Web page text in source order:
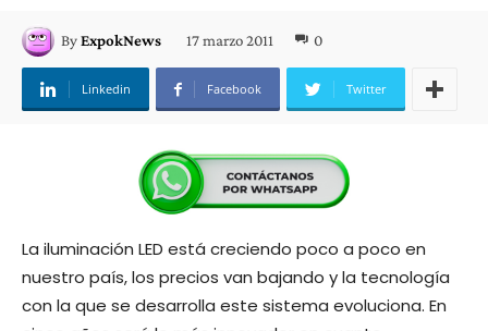
ByExpokNews 17 marzo 2011 0
Linkedin Facebook Twitter
La iluminación LED está creciendo poco a poco en
nuestro país, los precios van bajando y la tecnología
con la que se desarrolla este sistema evoluciona. En